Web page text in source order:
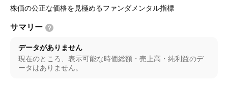
株価の公正な価格を見極めるファンダメンタル指標
サマリー
データがありません
現在のところ、表示可能な時価総額・売上高・純利益のデ
ータはありません。